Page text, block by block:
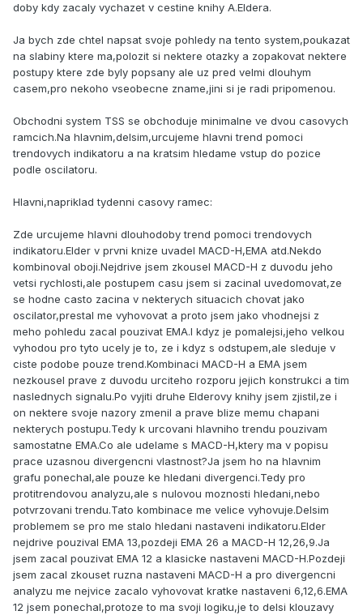
doby kdy zacaly vychazet v cestine knihy A.Eldera.
Ja bych zde chtel napsat svoje pohledy na tento system,poukazat
na slabiny ktere ma,polozit si nektere otazky a zopakovat nektere
postupy ktere zde byly popsany ale uz pred velmi dlouhym
casem,pro nekoho vseobecne zname,jini si je radi pripomenou.
Obchodni system TSS se obchoduje minimalne ve dvou casovych
ramcich.Na hlavnim,delsim,urcujeme hlavni trend pomoci
trendovych indikatoru a na kratsim hledame vstup do pozice
podle oscilatoru.
Hlavni,napriklad tydenni casovy ramec:
Zde urcujeme hlavni dlouhodoby trend pomoci trendovych
indikatoru.Elder v prvni knize uvadel MACD-H,EMA atd.Nekdo
kombinoval oboji.Nejdrive jsem zkousel MACD-H z duvodu jeho
vetsi rychlosti,ale postupem casu jsem si zacinal uvedomovat,ze
se hodne casto zacina v nekterych situacich chovat jako
oscilator,prestal me vyhovovat a proto jsem jako vhodnejsi z
meho pohledu zacal pouzivat EMA.I kdyz je pomalejsi,jeho velkou
vyhodou pro tyto ucely je to, ze i kdyz s odstupem,ale sleduje v
ciste podobe pouze trend.Kombinaci MACD-H a EMA jsem
nezkousel prave z duvodu urciteho rozporu jejich konstrukci a tim
naslednych signalu.Po vyjiti druhe Elderovy knihy jsem zjistil,ze i
on nektere svoje nazory zmenil a prave blize memu chapani
nekterych postupu.Tedy k urcovani hlavniho trendu pouzivam
samostatne EMA.Co ale udelame s MACD-H,ktery ma v popisu
prace uzasnou divergencni vlastnost?Ja jsem ho na hlavnim
grafu ponechal,ale pouze ke hledani divergenci.Tedy pro
protitrendovou analyzu,ale s nulovou moznosti hledani,nebo
potvrzovani trendu.Tato kombinace me velice vyhovuje.Delsim
problemem se pro me stalo hledani nastaveni indikatoru.Elder
nejdrive pouzival EMA 13,pozdeji EMA 26 a MACD-H 12,26,9.Ja
jsem zacal pouzivat EMA 12 a klasicke nastaveni MACD-H.Pozdeji
jsem zacal zkouset ruzna nastaveni MACD-H a pro divergencni
analyzu me nejvice zacalo vyhovovat kratke nastaveni 6,12,6.EMA
12 jsem ponechal,protoze to ma svoji logiku,je to delsi klouzavy